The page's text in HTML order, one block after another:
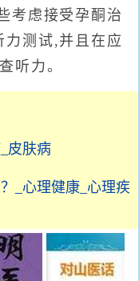
考虑接受孕酮治
力测试,并且在应
听力。
皮肤病
_心理健康_心理疾